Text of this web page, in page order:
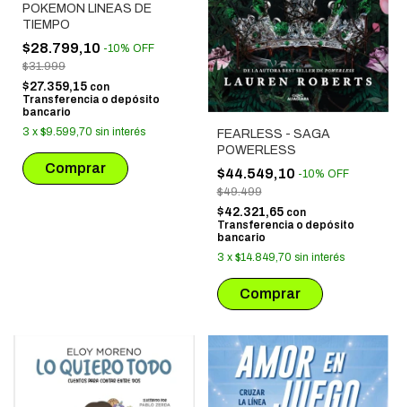
POKEMON LINEAS DE
TIEMPO
$28.799,10 -10% OFF
$31.999
$27.359,15 con
Transferencia o depósito
bancario
3 x $9.599,70 sin interés
FEARLESS - SAGA
POWERLESS
$44.549,10 -10% OFF
$49.499
$42.321,65 con
Transferencia o depósito
bancario
3 x $14.849,70 sin interés